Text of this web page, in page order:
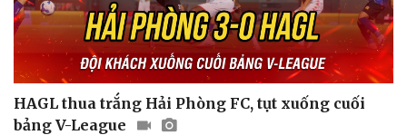
HAGL thua trắng Hải Phòng FC, tụt xuống cuối
bảng V-League